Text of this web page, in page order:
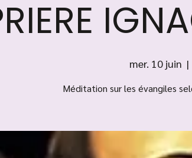
mer. 10 juin
  |
Méditation sur les évangiles